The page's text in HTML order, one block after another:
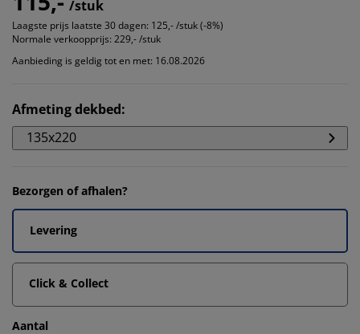
/stuk
Laagste prijs laatste 30 dagen: 125,- /stuk (-8%)
Normale verkoopprijs: 229,- /stuk
Aanbieding is geldig tot en met: 16.08.2026
Afmeting dekbed:
135x220
Bezorgen of afhalen?
Levering
Click & Collect
Aantal